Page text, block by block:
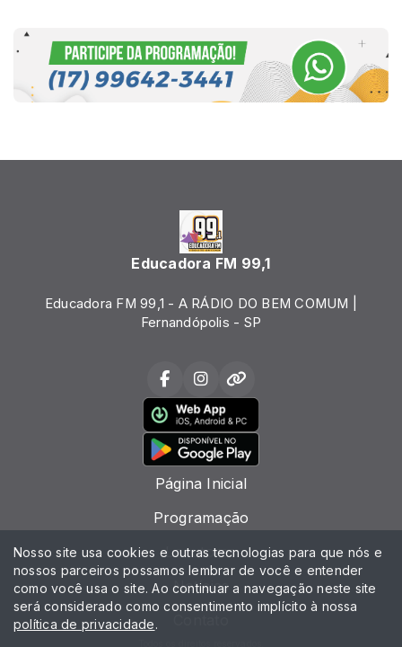
Educadora FM 99,1
Educadora FM 99,1 - A RÁDIO DO BEM COMUM |
Fernandópolis - SP
Página Inicial
Programação
Locutores
Notícias
Nosso site usa cookies e outras tecnologias para que nós e
nossos parceiros possamos lembrar de você e entender
como você usa o site. Ao continuar a navegação neste site
será considerado como consentimento implícito à nossa
política de privacidade.